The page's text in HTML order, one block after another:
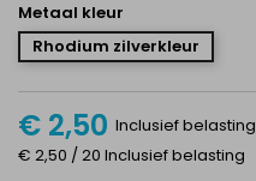
Metaal kleur
Rhodium zilverkleur
€ 2,50 Inclusief belasting
€ 2,50 / 20 Inclusief belasting